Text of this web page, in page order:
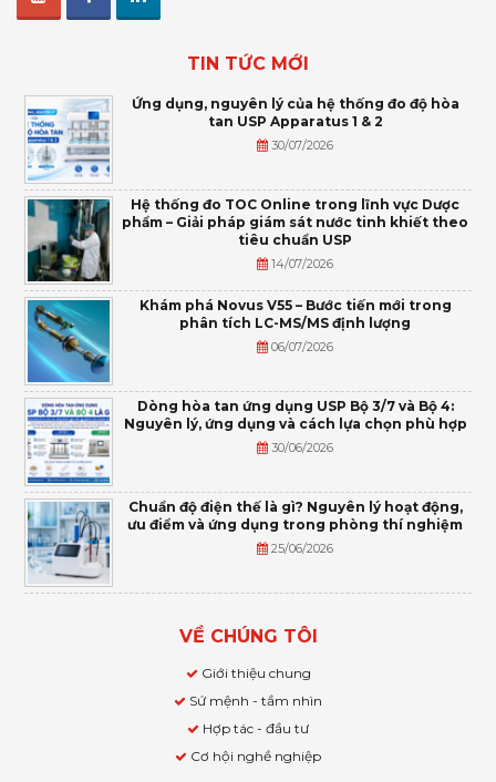
TIN TỨC MỚI
Ứng dụng, nguyên lý của hệ thống đo độ hòa
tan USP Apparatus 1 & 2
30/07/2026
Hệ thống đo TOC Online trong lĩnh vực Dược
phẩm – Giải pháp giám sát nước tinh khiết theo
tiêu chuẩn USP
14/07/2026
Khám phá Novus V55 – Bước tiến mới trong
phân tích LC-MS/MS định lượng
06/07/2026
Dòng hòa tan ứng dụng USP Bộ 3/7 và Bộ 4:
Nguyên lý, ứng dụng và cách lựa chọn phù hợp
30/06/2026
Chuẩn độ điện thế là gì? Nguyên lý hoạt động,
ưu điểm và ứng dụng trong phòng thí nghiệm
25/06/2026
VỀ CHÚNG TÔI
Giới thiệu chung
Sứ mệnh - tầm nhìn
Hợp tác - đầu tư
Cơ hội nghề nghiệp